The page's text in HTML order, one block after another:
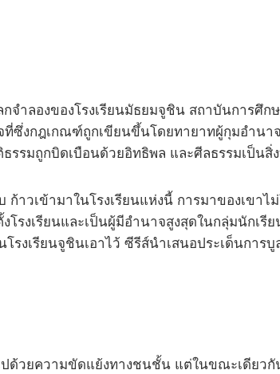
จำลองของโรงเรียนมัธยมจูชิน สถาบันการศึก
ซึ่งกฎเกณฑ์ถูกเขียนขึ้นโดยทายาทผู้กุมอำนาจ
รรมถูกบิดเบือนด้วยอิทธิพล และศีลธรรมเป็นสิ่
วเข้ามาในโรงเรียนแห่งนี้ การมาของเขาไม่
รงเรียนและเป็นผู้มีอำนาจสูงสุดในกลุ่มนักเรี
งเรียนจูชินเอาไว้ ซีรีส์นำเสนอประเด็นการ
ด้วยความขัดแย้งทางชนชั้น แต่ในขณะเดียวกั